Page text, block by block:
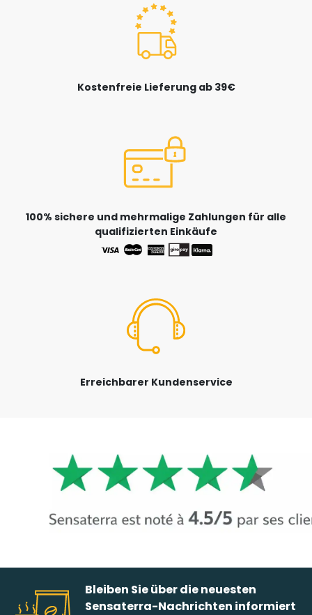
Kostenfreie Lieferung ab 39€
100% sichere und mehrmalige Zahlungen für alle
qualifizierten Einkäufe
Erreichbarer Kundenservice
Bleiben Sie über die neuesten
Sensaterra-Nachrichten informiert